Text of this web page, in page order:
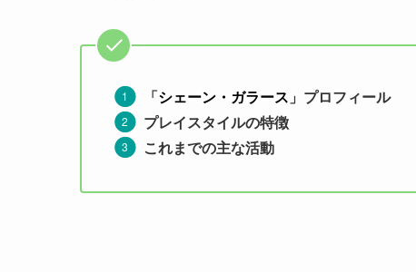
「シェーン・ガラース 」プロフィール
プレイスタイルの特徴
これまでの主な活動